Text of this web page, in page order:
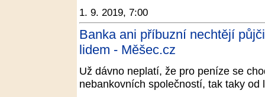
1. 9. 2019, 7:00
Banka ani příbuzní nechtějí
lidem - Měšec.cz
Už dávno neplatí, že pro peníze se
nebankovních společností, tak taky